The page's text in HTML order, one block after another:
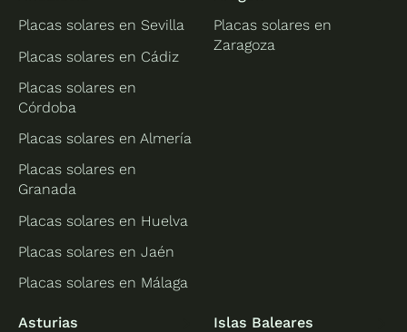
Placas solares en Sevilla
Placas solares en Cádiz
Placas solares en
Córdoba
Placas solares en Almería
Placas solares en
Granada
Placas solares en Huelva
Placas solares en Jaén
Placas solares en Málaga
Placas solares en
Zaragoza
Asturias
Islas Baleares